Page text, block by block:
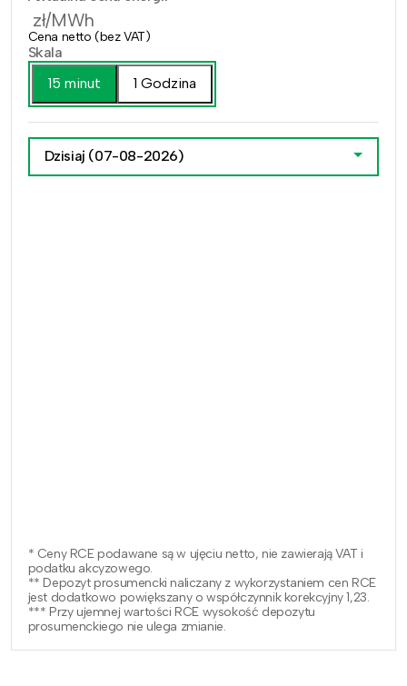
zł/MWh
Cena netto (bez VAT)
Skala
15 minut
1 Godzina
Dzisiaj (07-08-2026)
* Ceny RCE podawane są w ujęciu netto, nie zawierają VAT i
podatku akcyzowego.
** Depozyt prosumencki naliczany z wykorzystaniem cen RCE
jest dodatkowo powiększany o współczynnik korekcyjny 1,23.
*** Przy ujemnej wartości RCE wysokość depozytu
prosumenckiego nie ulega zmianie.